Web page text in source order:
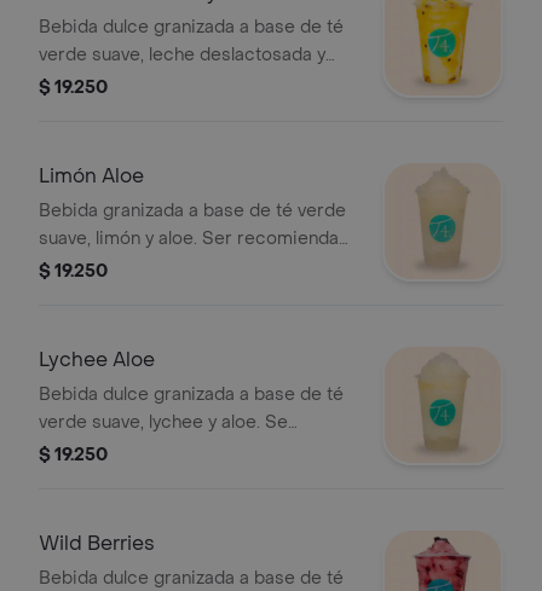
Bebida dulce granizada a base de té
verde suave, leche deslactosada y
maracuyá. Se recomienda sin azúcar.
$ 19.250
Limón Aloe
Bebida granizada a base de té verde
suave, limón y aloe. Ser recomienda
con poca azúcar.
$ 19.250
Lychee Aloe
Bebida dulce granizada a base de té
verde suave, lychee y aloe. Se
recomienda sin azúcar.
$ 19.250
Wild Berries
Bebida dulce granizada a base de té